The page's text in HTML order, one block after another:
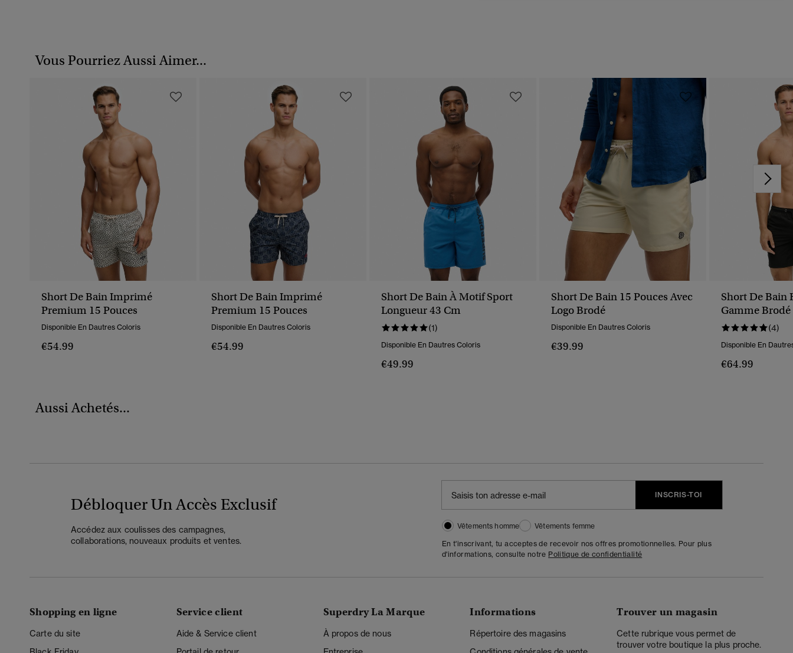
Vous Pourriez Aussi Aimer...
Short De Bain Imprimé
Premium 15 Pouces
Disponible En Dautres Coloris
€54.99
Short De Bain Imprimé
Premium 15 Pouces
Disponible En Dautres Coloris
€54.99
Short De Bain À Motif Sport
Longueur 43 Cm
(1)
Disponible En Dautres Coloris
€49.99
Short De Bain 15 Pouces Avec
Logo Brodé
Disponible En Dautres Coloris
€39.99
Short De Bain
Gamme
43 Cm
(4)
Disponible En
€64.99
Aussi Achetés...
Débloquer Un Accès Exclusif
Accédez aux coulisses des campagnes,
collaborations, nouveaux produits et ventes.
INSCRIS-TOI
Vêtements homme
Vêtements femme
En t'inscrivant, tu acceptes de recevoir nos offres promotionnelles. Pour plus
d'informations, consulte notre Politique de confidentialité
Shopping en ligne
Carte du site
Service client
Aide & Service client
Superdry La Marque
À propos de nous
Informations
Répertoire des magasins
Trouver un magasin
Cette rubrique vous permet de
trouver votre boutique la plus proche.